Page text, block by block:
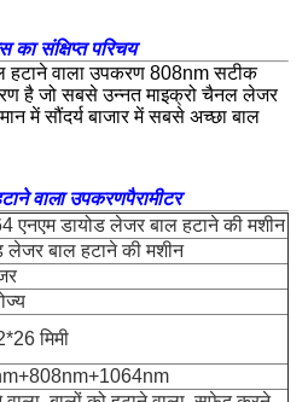
का संक्षिप्त परिचय
वाला उपकरण 808nm सटीक
है जो सबसे उन्नत माइक्रो चैनल लेजर
में सौंदर्य बाजार में सबसे अच्छा बाल
वाला उपकरणपैरामीटर
एनएम डायोड लेजर बाल हटाने की मशीन
लेजर बाल हटाने की मशीन
मिमी